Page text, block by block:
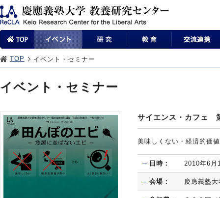
TOP イベント・セミナー
イベント・セミナー
サイエンス・カフェ
美味しくない・経済的価
日時： 2010年6
会場： 慶應義塾